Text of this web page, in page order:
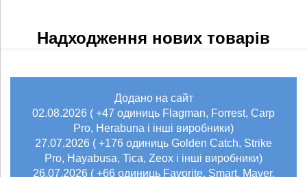
Надходження нових товарів
Додано на сайт
02.08.2026 ( +47 одиниць Flagman, Forrest, Carp
Pro, Herabuna і інші виробники)
27.07.2026 ( +176 одиниць Golden Catch, Strike
Pro, Hayabusa, Tica, Zeox і інші виробники)
26.07.2026 ( +66 одиниць Favorite, Smart, Maver,